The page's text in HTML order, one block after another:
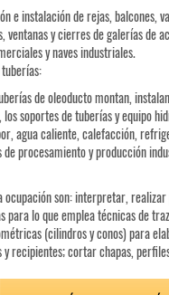
e instalación de rejas, balcones,
ventanas y cierres de galerías de
y naves industriales.
de oleoducto montan,
soportes de tuberías y equipo
agua caliente, calefacción,
de procesamiento y producción
ocupación son: interpretar,
para lo que emplea técnicas de
(cilindros y conos) para
recipientes; cortar chapas,